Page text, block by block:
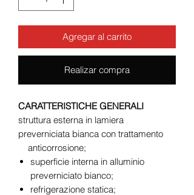
Agregar al carrito
Realizar compra
CARATTERISTICHE GENERALI
struttura esterna in lamiera
preverniciata bianca con trattamento
anticorrosione;
superficie interna in alluminio
preverniciato bianco;
refrigerazione statica;